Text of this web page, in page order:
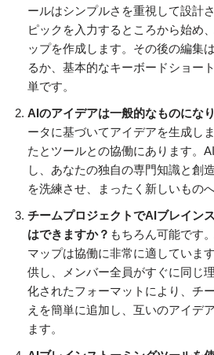
ールはシンプルさを重視して設計
ピックを入力するところから始め
ップを作成します。その後の編集
るか、基本的なキーボードショー
単です。
AIのアイデアは一般的なものにな
ータに基づいてアイデアを生成し
たとツールとの協働にあります。
し、あなたの独自の専門知識と創
を洗練させ、まったく新しいもの
チームプロジェクトでAIブレイン
はできますか？ もちろん可能です
マップは協働に非常に適していま
供し、メンバー全員がすぐに同じ
化されたフォーマットにより、チ
えを簡単に追加し、互いのアイデ
ます。